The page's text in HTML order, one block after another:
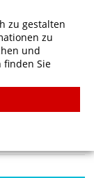
zu gestalten
zu
und
finden Sie